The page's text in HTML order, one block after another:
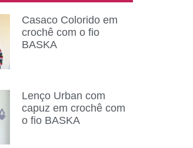
Casaco Colorido em
crochê com o fio
BASKA
Lenço Urban com
capuz em crochê com
o fio BASKA